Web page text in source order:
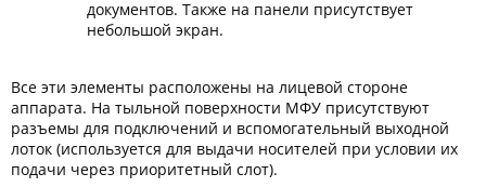
документов. Также на панели присутствует
небольшой экран.
Все эти элементы расположены на лицевой стороне
аппарата. На тыльной поверхности МФУ присутствуют
разъемы для подключений и вспомогательный выходной
лоток (используется для выдачи носителей при условии их
подачи через приоритетный слот).